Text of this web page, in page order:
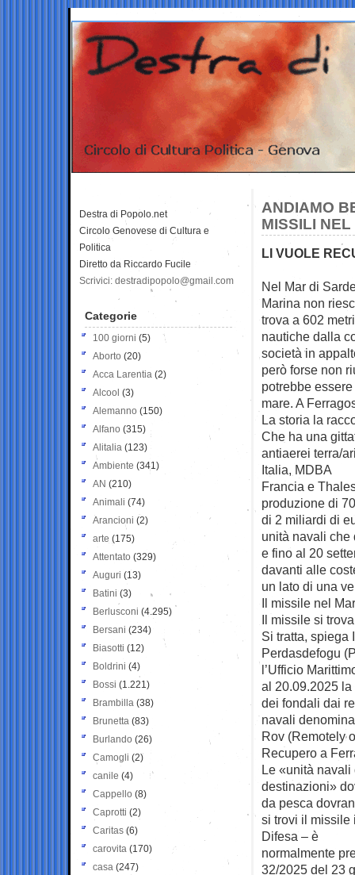
ANDIAMO
MISSILI
LI VUOLE
Nel Mar di
Marina non
trova a 602
nautiche dalla
società in
però forse non
potrebbe
mare. A
La storia la
Che ha una
antiaerei terra/
Italia, MDBA
Francia e
produzione di
di 2 miliardi di
unità navali che
e fino al 20
davanti alle
un lato di una
Il missile nel
Il missile si
Si tratta, spiega
Perdasdefogu
l’Ufficio
al 20.09.2025
dei fondali dai
navali
Rov (Remotely
Recupero a
Le «unità
destinazioni»
da pesca
si trovi il missile
Difesa – è
normalmente
32/2025 del 23
Destra di Popolo.net
Circolo Genovese di Cultura e
Politica
Diretto da Riccardo Fucile
Scrivici: destradipopolo@gmail.com
Categorie
100 giorni (5)
Aborto (20)
Acca Larentia (2)
Alcool (3)
Alemanno (150)
Alfano (315)
Alitalia (123)
Ambiente (341)
AN (210)
Animali (74)
Arancioni (2)
arte (175)
Attentato (329)
Auguri (13)
Batini (3)
Berlusconi (4.295)
Bersani (234)
Biasotti (12)
Boldrini (4)
Bossi (1.221)
Brambilla (38)
Brunetta (83)
Burlando (26)
Camogli (2)
canile (4)
Cappello (8)
Caprotti (2)
Caritas (6)
carovita (170)
casa (247)